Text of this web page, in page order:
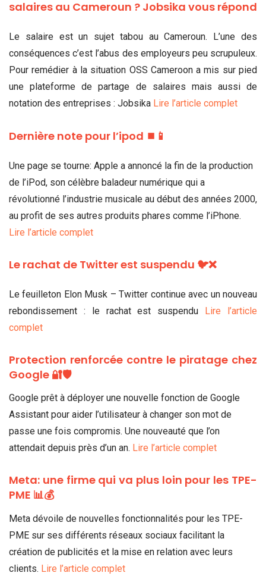
salaires au Cameroun ? Jobsika vous répond
Le salaire est un sujet tabou au Cameroun. L’une des
conséquences c’est l’abus des employeurs peu scrupuleux.
Pour remédier à la situation OSS Cameroon a mis sur pied
une plateforme de partage de salaires mais aussi de
notation des entreprises : Jobsika Lire l’article complet
Dernière note pour l’ipod ⏹📱
Une page se tourne: Apple a annoncé la fin de la production
de l’iPod, son célèbre baladeur numérique qui a
révolutionné l’industrie musicale au début des années 2000,
au profit de ses autres produits phares comme l’iPhone.
Lire l’article complet
Le rachat de Twitter est suspendu 🐦❌
Le feuilleton Elon Musk – Twitter continue avec un nouveau
rebondissement : le rachat est suspendu Lire l’article
complet
Protection renforcée contre le piratage chez
Google 🔐🛡
Google prêt à déployer une nouvelle fonction de Google
Assistant pour aider l’utilisateur à changer son mot de
passe une fois compromis. Une nouveauté que l’on
attendait depuis près d’un an. Lire l’article complet
Meta: une firme qui va plus loin pour les TPE-
PME 📊💰
Meta dévoile de nouvelles fonctionnalités pour les TPE-
PME sur ses différents réseaux sociaux facilitant la
création de publicités et la mise en relation avec leurs
clients. Lire l’article complet